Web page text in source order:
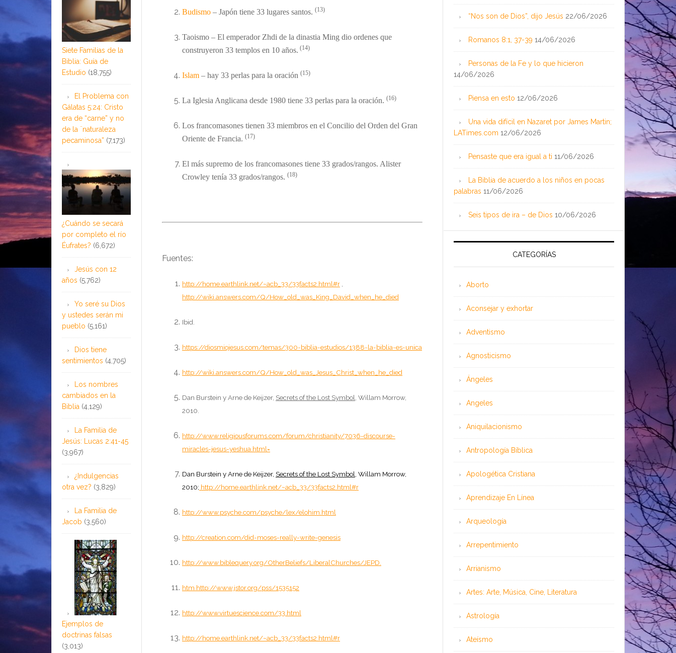
Budismo – Japón tiene 33 lugares santos. (13)
Taoismo – El emperadorZhdi de la dinastia Ming dio ordenes que
construyeron 33 templos en 10 años. (14)
Islam – hay 33 perlas para la oración (15)
La Iglesia Anglicana desde 1980 tiene 33 perlas para la oración. (16)
Los francomasones tienen 33 miembros en el Concilio del Orden del Gran
Oriente de Francia. (17)
El más supremo de los francomasones tiene 33 grados/rangos. Alister
Crowley tenía 33 grados/rangos. (18)
Fuentes:
http://home.earthlink.net/~acb_33/33facts2.html#r
http://wiki.answers.com/Q/How_old_was_King_David_when_he_died
Ibid.
https://diosmiojesus.com/temas/300-biblia-estudios/1388-la-biblia-es-unica
http://wiki.answers.com/Q/How_old_was_Jesus_Christ_when_he_died
Dan Burstein y Arne de Keijzer, Secrets of the Lost Symbol , Willam Morrow,
2010
http://www.religiousforums.com/forum/christianity/7036-discourse-
miracles-jesus-yeshua.html=
Dan Burstein y Arne de Keijzer, Secrets of the Lost Symbol , Willam Morrow,
2010; http://home.earthlink.net/~acb_33/33facts2.html#r
http://www.psyche.com/psyche/lex/elohim.html
http://creation.com/did-moses-really-write-genesis
http://www.biblequery.org/OtherBeliefs/LiberalChurches/JEPD
htm http://www.jstor.org/pss/1535152
http://www.virtuescience.com/33.html
http://home.earthlink.net/~acb_33/33facts2.html#r
“Nos son de Dios”, dijo Jesús 22/06/2026
Romanos 8:1, 37-39 14/06/2026
Personas de la Fe y lo que hicieron
14/06/2026
Piensa en esto 12/06/2026
Una vida difícil en Nazaret por James Martin;
LATimes.com 12/06/2026
Pensaste que era igual a ti 11/06/2026
La Biblia de acuerdo a los niños en pocas
palabras 11/06/2026
Seis tipos de ira – de Dios 10/06/2026
CATEGORÍAS
Aborto
Aconsejar y exhortar
Adventismo
Agnosticismo
Ángeles
Angeles
Aniquilacionismo
Antropología Bíblica
Apologética Cristiana
Aprendizaje En Línea
Arqueología
Arrepentimiento
Arrianismo
Artes: Arte, Música, Cine, Literatura
Astrología
Ateísmo
Siete Familias de la
Biblia: Guía de
Estudio (18,755)
El Problema con
Gálatas 5:24: Cristo
era de “carne” y no
de la ¨naturaleza
pecaminosa” (7,173)
¿Cuándo se secará
por completo el río
Éufrates? (6,672)
Jesús con 12
años (5,762)
Yo seré su Dios
y ustedes serán mi
pueblo (5,161)
Dios tiene
sentimientos (4,705)
Los nombres
cambiados en la
Biblia (4,129)
La Familia de
Jesús: Lucas 2:41-45
(3,967)
¿Indulgencias
otra vez? (3,829)
La Familia de
Jacob (3,560)
Ejemplos de
doctrinas falsas
(3,013)